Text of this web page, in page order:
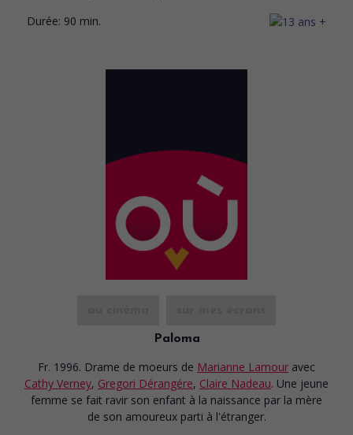
Durée: 90 min.
Paloma
Fr. 1996. Drame de moeurs de Marianne Lamour avec
Cathy Verney, Gregori Dérangére, Claire Nadeau. Une jeune
femme se fait ravir son enfant à la naissance par la mère
de son amoureux parti à l'étranger.